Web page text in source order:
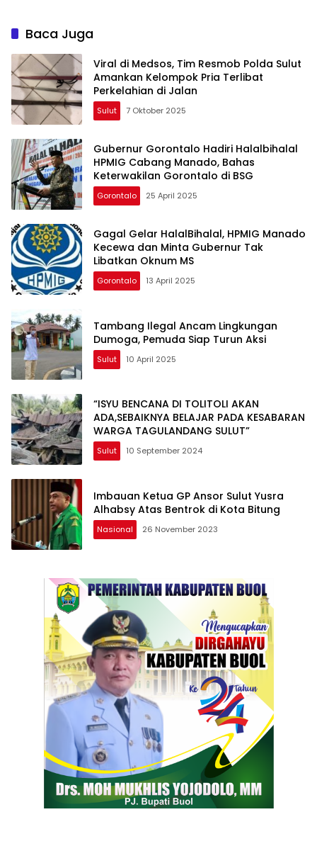
Baca Juga
Viral di Medsos, Tim Resmob Polda Sulut
Amankan Kelompok Pria Terlibat
Perkelahian di Jalan
Sulut 7 Oktober 2025
Gubernur Gorontalo Hadiri Halalbihalal
HPMIG Cabang Manado, Bahas
Keterwakilan Gorontalo di BSG
Gorontalo 25 April 2025
Gagal Gelar HalalBihalal, HPMIG Manado
Kecewa dan Minta Gubernur Tak
Libatkan Oknum MS
Gorontalo 13 April 2025
Tambang Ilegal Ancam Lingkungan
Dumoga, Pemuda Siap Turun Aksi
Sulut 10 April 2025
“ISYU BENCANA DI TOLITOLI AKAN
ADA,SEBAIKNYA BELAJAR PADA KESABARAN
WARGA TAGULANDANG SULUT”
Sulut 10 September 2024
Imbauan Ketua GP Ansor Sulut Yusra
Alhabsy Atas Bentrok di Kota Bitung
Nasional 26 November 2023